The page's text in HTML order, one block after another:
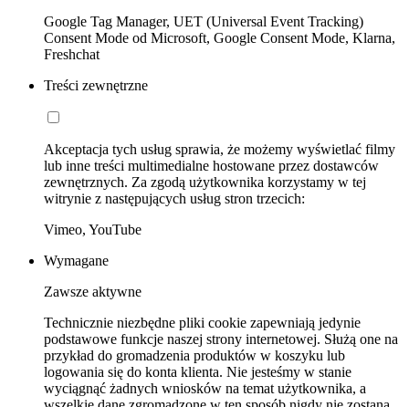
Google Tag Manager, UET (Universal Event Tracking)
Consent Mode od Microsoft, Google Consent Mode, Klarna,
Freshchat
Treści zewnętrzne
Akceptacja tych usług sprawia, że możemy wyświetlać filmy
lub inne treści multimedialne hostowane przez dostawców
zewnętrznych. Za zgodą użytkownika korzystamy w tej
witrynie z następujących usług stron trzecich:
Vimeo, YouTube
Wymagane
Zawsze aktywne
Technicznie niezbędne pliki cookie zapewniają jedynie
podstawowe funkcje naszej strony internetowej. Służą one na
przykład do gromadzenia produktów w koszyku lub
logowania się do konta klienta. Nie jesteśmy w stanie
wyciągnąć żadnych wniosków na temat użytkownika, a